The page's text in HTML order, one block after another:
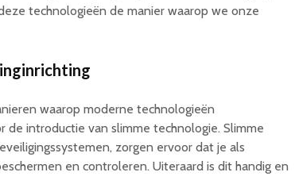
technologieën de manier waarop we onze
waarop moderne technologieën
de introductie van slimme technologie. Slimme
zorgen ervoor dat je als
en controleren. Uiteraard is dit handig en